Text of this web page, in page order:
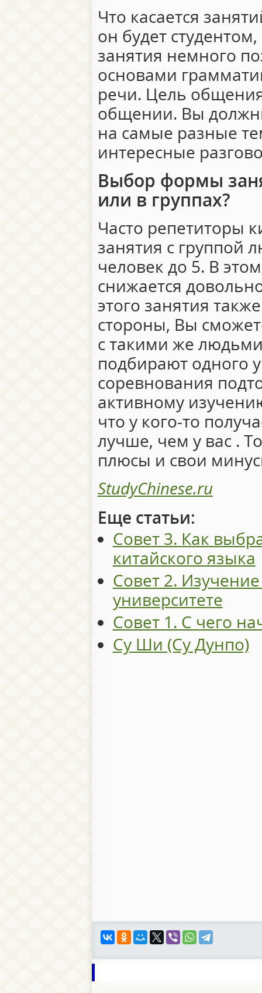
Что касается
он будет
занятия немного
основами
речи. Цель
общении. Вы
на самые разные
интересные
Выбор формы
или в группах?
Часто репетиторы
занятия с группой
человек до 5. В
снижается
этого занятия
стороны, Вы
с такими же
подбирают одного
соревнования
активному
что у кого-то
лучше, чем у вас .
плюсы и свои
StudyChinese.ru
Еще статьи:
Совет 3. Как
китайского языка
Совет 2.
университете
Совет 1. С чего
Су Ши (Су Дунпо)